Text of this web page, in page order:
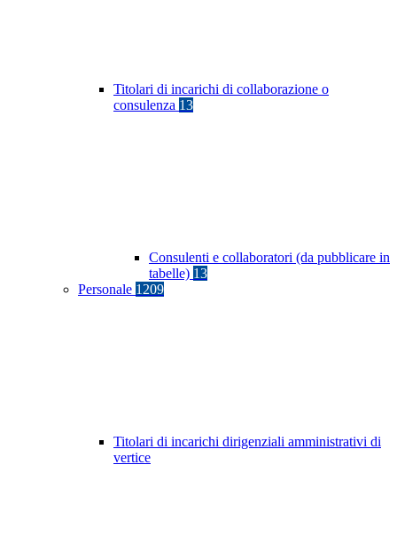
Titolari di incarichi di collaborazione o
consulenza 13
Consulenti e collaboratori (da pubblicare in
tabelle) 13
Personale 1209
Titolari di incarichi dirigenziali amministrativi di
vertice